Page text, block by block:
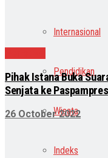
Internasional
Pendidikan
Wisata
Indeks
Pihak Istana Buka
Senjata ke Paspampres
26 October 2022